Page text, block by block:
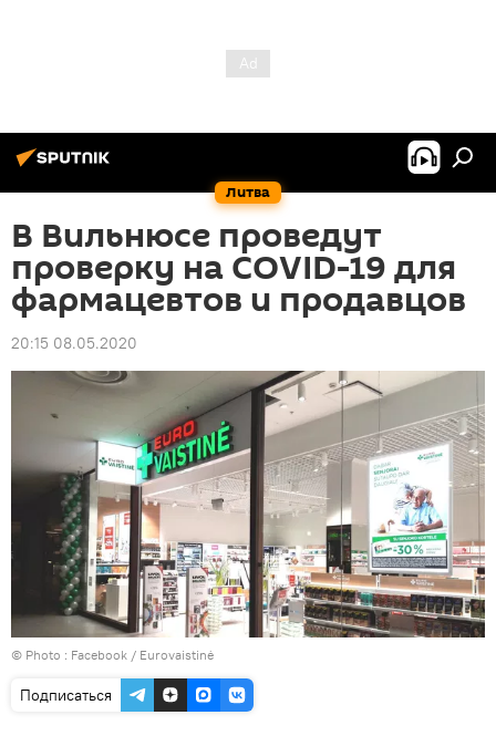
Литва
В Вильнюсе проведут
проверку на COVID-19 для
фармацевтов и продавцов
20:15 08.05.2020
© Photo : Facebook / Eurovaistinė
Подписаться